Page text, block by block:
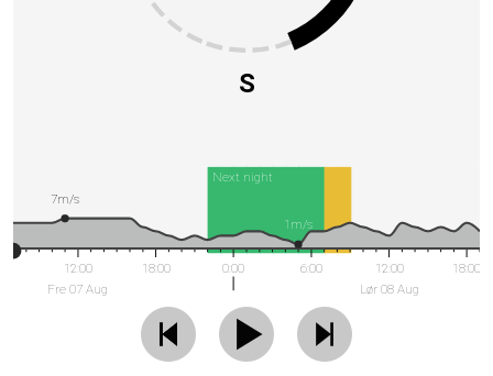
S
Next night
12:00
Fre 07 Aug
18:00 0:00 6:00
12:00
Lør 08 Aug
18:00
7m/s
1m/s